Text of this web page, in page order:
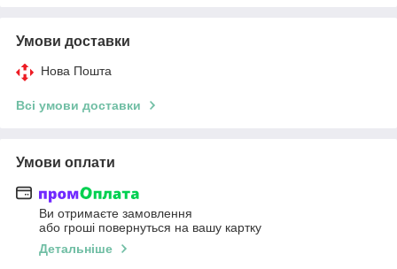
Умови доставки
Нова Пошта
Всі умови доставки
Умови оплати
Ви отримаєте замовлення
або гроші повернуться на вашу картку
Детальніше